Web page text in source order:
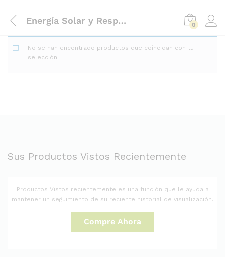
Energía Solar y Respaldo 0
No se han encontrado productos que coincidan con tu
selección.
Sus Productos Vistos Recientemente
Productos Vistos recientemente es una función que le ayuda a
mantener un seguimiento de su reciente historial de visualización.
Compre Ahora